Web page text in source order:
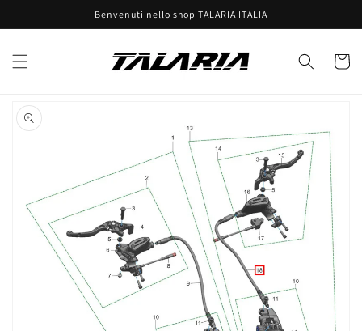
ai contenuti
Benvenuti nello shop TALARIA ITALIA
Carrello
informazioni
sul prodotto